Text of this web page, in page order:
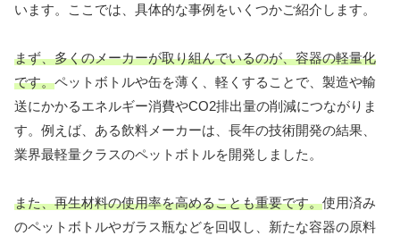
います。ここでは、具体的な事例をいくつかご紹介します。
まず、多くのメーカーが取り組んでいるのが、容器の軽量化
です。ペットボトルや缶を薄く、軽くすることで、製造や輸
送にかかるエネルギー消費やCO2排出量の削減につながりま
す。例えば、ある飲料メーカーは、長年の技術開発の結果、
業界最軽量クラスのペットボトルを開発しました。
また、再生材料の使用率を高めることも重要です。使用済み
のペットボトルやガラス瓶などを回収し、新たな容器の原料